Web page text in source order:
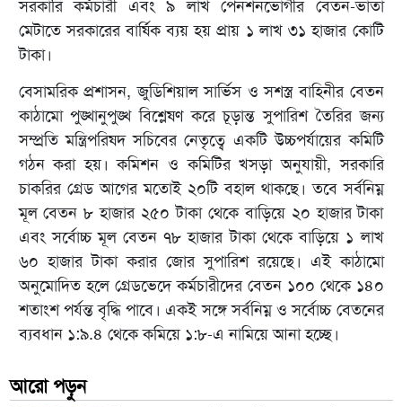
সরকারি কর্মচারী এবং ৯ লাখ পেনশনভোগীর বেতন-ভাতা
মেটাতে সরকারের বার্ষিক ব্যয় হয় প্রায় ১ লাখ ৩১ হাজার কোটি
টাকা।
বেসামরিক প্রশাসন, জুডিশিয়াল সার্ভিস ও সশস্ত্র বাহিনীর বেতন
কাঠামো পুঙ্খানুপুঙ্খ বিশ্লেষণ করে চূড়ান্ত সুপারিশ তৈরির জন্য
সম্প্রতি মন্ত্রিপরিষদ সচিবের নেতৃত্বে একটি উচ্চপর্যায়ের কমিটি
গঠন করা হয়। কমিশন ও কমিটির খসড়া অনুযায়ী, সরকারি
চাকরির গ্রেড আগের মতোই ২০টি বহাল থাকছে। তবে সর্বনিম্ন
মূল বেতন ৮ হাজার ২৫০ টাকা থেকে বাড়িয়ে ২০ হাজার টাকা
এবং সর্বোচ্চ মূল বেতন ৭৮ হাজার টাকা থেকে বাড়িয়ে ১ লাখ
৬০ হাজার টাকা করার জোর সুপারিশ রয়েছে। এই কাঠামো
অনুমোদিত হলে গ্রেডভেদে কর্মচারীদের বেতন ১০০ থেকে ১৪০
শতাংশ পর্যন্ত বৃদ্ধি পাবে। একই সঙ্গে সর্বনিম্ন ও সর্বোচ্চ বেতনের
ব্যবধান ১:৯.৪ থেকে কমিয়ে ১:৮-এ নামিয়ে আনা হচ্ছে।
আরো পড়ুন